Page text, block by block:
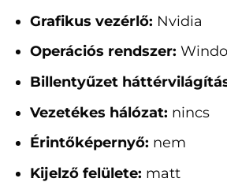
Grafikus vezérlő: Nvidia
Operációs rendszer:
Billentyűzet
Vezetékes hálózat: nincs
Érintőképernyő: nem
Kijelző felülete: matt